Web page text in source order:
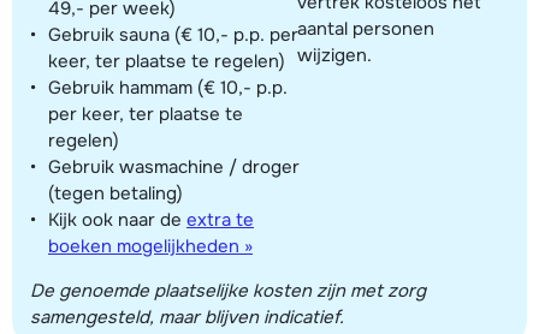
49,- per week)
Gebruik sauna (€ 10,- p.p. per
keer, ter plaatse te regelen)
Gebruik hammam (€ 10,- p.p.
per keer, ter plaatse te
regelen)
Gebruik wasmachine / droger
(tegen betaling)
Kijk ook naar de extra te
boeken mogelijkheden »
aantal personen
wijzigen.
De genoemde plaatselijke kosten zijn met zorg
samengesteld, maar blijven indicatief.